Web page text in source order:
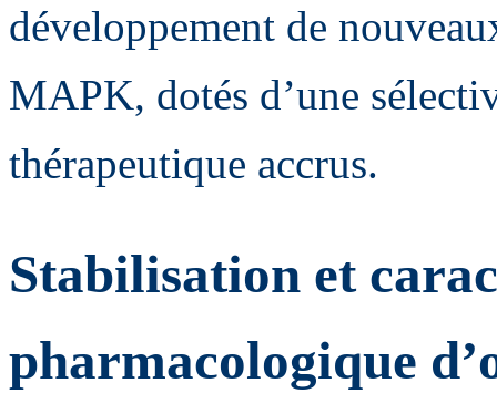
développement de
MAPK, dotés d’une
thérapeutique accrus.
Stabilisation et
pharmacologique